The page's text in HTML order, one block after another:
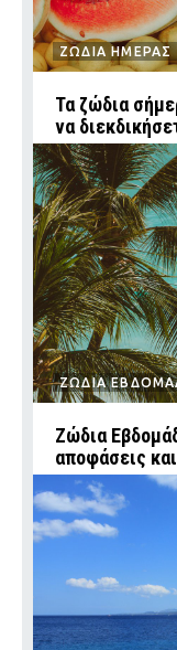
ΖΩΔΙΑ ΗΜΕΡΑΣ
Τα ζώδια
να
ΖΩΔΙΑ
Ζώδια
αποφάσεις